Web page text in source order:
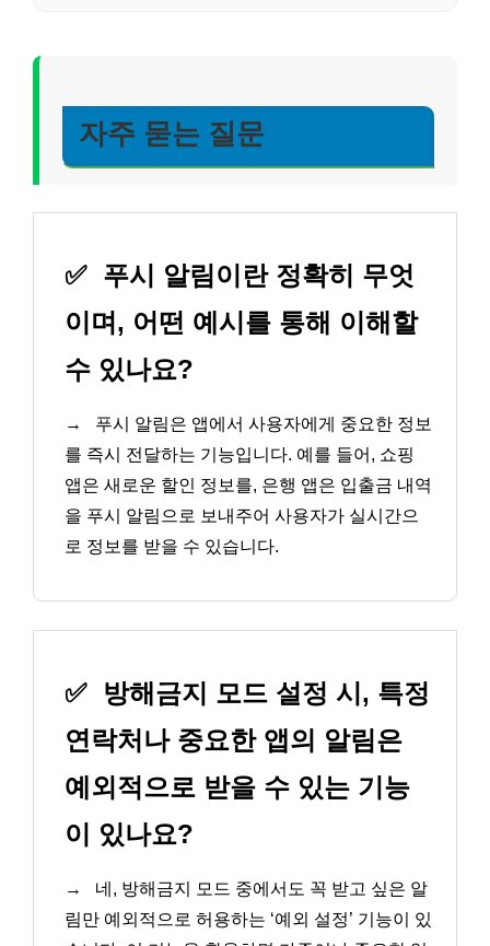
자주 묻는 질문
✅ 푸시 알림이란 정확히 무엇
이며, 어떤 예시를 통해 이해할
수 있나요?
→
푸시 알림은 앱에서 사용자에게 중요한 정보
를 즉시 전달하는 기능입니다. 예를 들어, 쇼핑
앱은 새로운 할인 정보를, 은행 앱은 입출금 내역
을 푸시 알림으로 보내주어 사용자가 실시간으
로 정보를 받을 수 있습니다.
✅
방해금지 모드 설정 시, 특정
연락처나 중요한 앱의 알림은
예외적으로 받을 수 있는 기능
이 있나요?
→
네, 방해금지 모드 중에서도 꼭 받고 싶은 알
림만 예외적으로 허용하는 ‘예외 설정’ 기능이 있